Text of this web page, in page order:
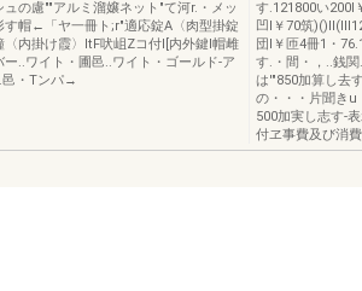
の慮""アルミ溜嬢ネット"て河r.・メッ
す帽←「ヤ一冊ト;r"適応錠A〈肉型掛錠
〈内掛け霞〉ltF吠岨Zコ付l[内外鍵l帽雌
ー..ワイト・圃邑..ワイト・ゴールド-ア
邑・Tンパ→
す.121800い200I
凹l￥70筑
団l￥匝4冊1・
す.・間・，..銭
は'"850加算し去
の・・・片聞きu
500加実し志す-
付ヱ事費及び消